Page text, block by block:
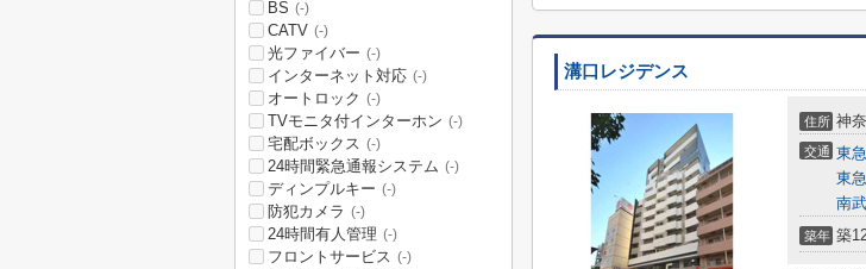
溝口レジデンス
住所 神
交通 東
東
南
築年 築
BS (-)
CATV (-)
光ファイバー (-)
インターネット対応 (-)
オートロック (-)
TVモニタ付インターホン (-)
宅配ボックス (-)
24時間緊急通報システム (-)
ディンプルキー (-)
防犯カメラ (-)
24時間有人管理 (-)
フロントサービス (-)